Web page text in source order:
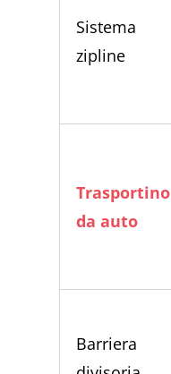
Sistema
zipline
Trasportino
da auto
Barriera